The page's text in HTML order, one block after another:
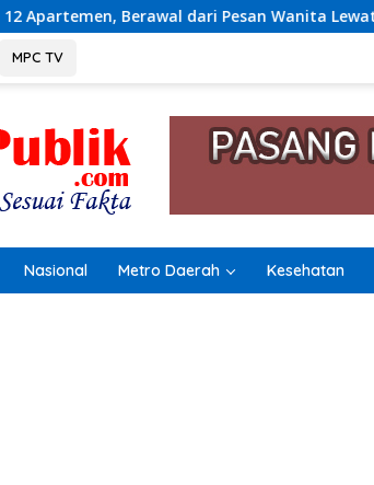
Pesan Wanita Lewat Aplikasi Kencan
MPC TV
Nasional Metro Daerah Kesehatan